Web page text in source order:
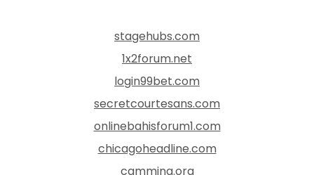
stagehubs.com
1x2forum.net
login99bet.com
secretcourtesans.com
onlinebahisforum1.com
chicagoheadline.com
camming.org